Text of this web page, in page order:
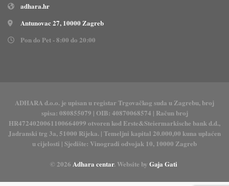
adhara.hr
Antunovac 27, 10000 Zagreb
Pon do Pet - 8:00 do 20:00
ADHARA d.o.o. je upisan u registar Trgovačkog suda u Zagrebu, broj
spisa: 080855079 | OIB: 40870068574 | Račun broj
HR4724020061100664099 otvoren kod Erste&Steiermarkische bank d.d.,
Jadranski trg 3a, 51000 Rijeka. | Temeljni kapital 20.000,00 kuna uplaćen
u cijelosti | Sjedište: Vinogradi odvojak 10, 10000 Zagreb
© 2026 Adhara centar. Website by Gaja Gati